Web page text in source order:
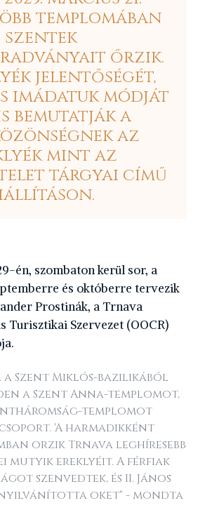
templomában
szentek
őrzik.
jelentőségét,
imádatuk módját
bemutatják a
az
mint az
tárgyai című
én, szombaton kerül sor, a
és októberre tervezik
Prostinák, a Trnava
Turisztikai Szervezet (OOCR)
Szent Miklós-bazilikából
a Szent Anna-templomot,
templomot
'A harmadikként
orzik Trnava leghíresebb
mutyik ereklyéit. A férfiak
szenvedtek, és II. János
nyilvánította oket" - mondta